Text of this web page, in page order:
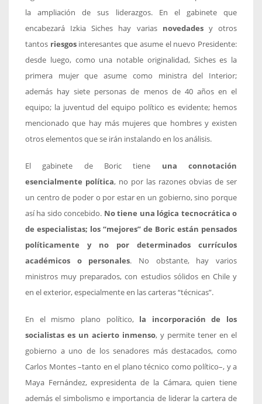
la ampliación de sus liderazgos. En el gabinete que
encabezará Izkia Siches hay varias novedadesy otros
tantos riesgosinteresantes que asume el nuevo Presidente:
desde luego, como una notable originalidad, Siches es la
primera mujer que asume como ministra del Interior;
además hay siete personas de menos de 40 años en el
equipo; la juventud del equipo político es evidente; hemos
mencionado que hay más mujeres que hombres y existen
otros elementos que se irán instalando en los análisis.
El gabinete de Boric tiene una connotación
esencialmente política, no por las razones obvias de ser
un centro de poder o por estar en un gobierno, sino porque
así ha sido concebido. No tiene una lógica tecnocrática o
de especialistas; los “mejores” de Boric están pensados
políticamente y no por determinados currículos
académicos o personales. No obstante, hay varios
ministros muy preparados, con estudios sólidos en Chile y
en el exterior, especialmente en las carteras “técnicas”.
En el mismo plano político, la incorporación de los
socialistas es un acierto inmenso, y permite tener en el
gobierno a uno de los senadores más destacados, como
Carlos Montes –tanto en el plano técnico como político–, y a
Maya Fernández, expresidenta de la Cámara, quien tiene
además el simbolismo e importancia de liderar la cartera de